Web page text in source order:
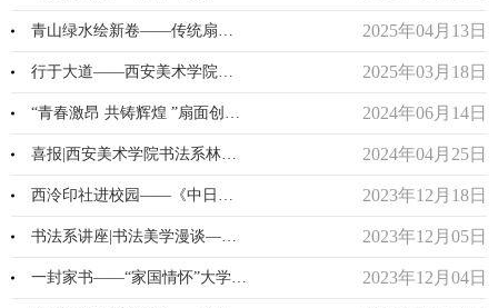
青山绿水绘新卷——传统扇面艺术当代创作展 2025年04月13日
行于大道——西安美术学院书法系师生作品汇报展作品展示（教... 2025年03月18日
“青春激昂 共铸辉煌 ”扇面创作主题活动获奖名单公示 2024年06月14日
喜报|西安美术学院书法系林嘉豪入展全国第十三届书法篆刻展览 2024年04月25日
西泠印社进校园——《中日韩篆刻漫谈》讲座 2023年12月18日
书法系讲座|书法美学漫谈—中国书法中的美学精神 2023年12月05日
一封家书——“家国情怀”大学生主题家书寄怀活动获奖名单公示 2023年12月04日